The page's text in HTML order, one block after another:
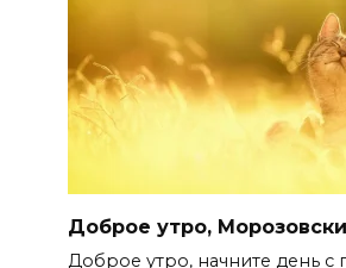
Доброе утро,
Доброе утро, начните день с